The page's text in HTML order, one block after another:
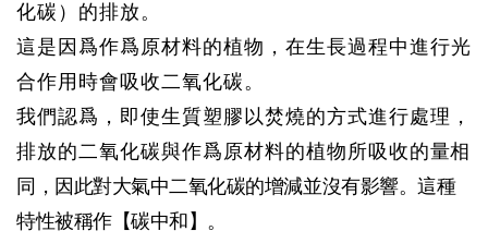
化碳）的排放。
這是因爲作爲原材料的植物，在生長過程中進行光
合作用 時會吸收二氧化碳。
我們認爲，即使生 質塑膠以焚燒的方式進行處理，
排放的二氧化碳與作爲原材料的植物所吸收的量相
同，因此對大氣中二氧化碳的增減並沒有影響。這種
特性被稱作【碳中和】。